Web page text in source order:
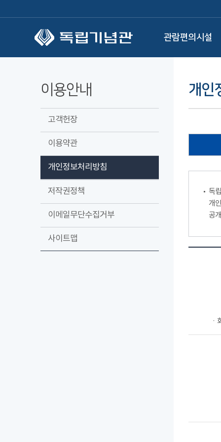
관람편의시설
이용안내
고객헌장
이용약관
개인정보처리방침
저작권정책
이메일무단수집거부
사이트맵
개인
독
개
공
ㆍ